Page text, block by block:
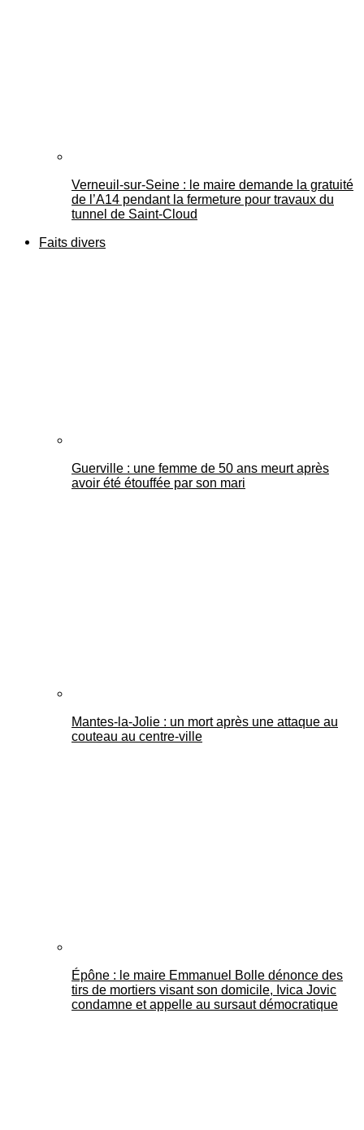
Verneuil-sur-Seine : le maire demande la gratuité
de l’A14 pendant la fermeture pour travaux du
tunnel de Saint-Cloud
Faits divers
Guerville : une femme de 50 ans meurt après
avoir été étouffée par son mari
Mantes-la-Jolie : un mort après une attaque au
couteau au centre-ville
Épône : le maire Emmanuel Bolle dénonce des
tirs de mortiers visant son domicile, Ivica Jovic
condamne et appelle au sursaut démocratique